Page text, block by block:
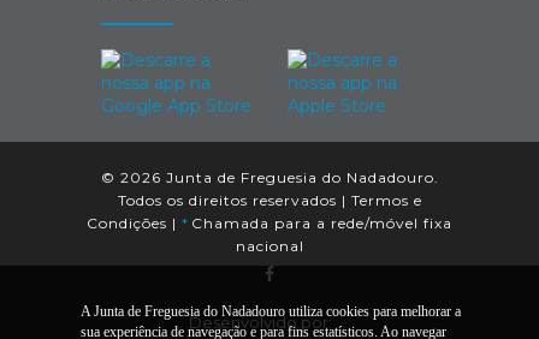
© 2026 Junta de Freguesia do Nadadouro.
Todos os direitos reservados | Termos e
Condições | * Chamada para a rede/móvel fixa
nacional
Desenvolvido por:
A Junta de Freguesia do Nadadouro utiliza cookies para melhorar a
sua experiência de navegação e para fins estatísticos. Ao navegar